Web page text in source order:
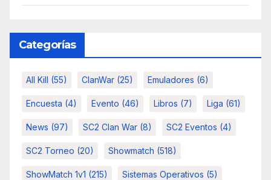
Categorías
All Kill (55) ClanWar (25) Emuladores (6)
Encuesta (4) Evento (46) Libros (7) Liga (61)
News (97) SC2 Clan War (8) SC2 Eventos (4)
SC2 Torneo (20) Showmatch (518)
ShowMatch 1v1 (215) Sistemas Operativos (5)